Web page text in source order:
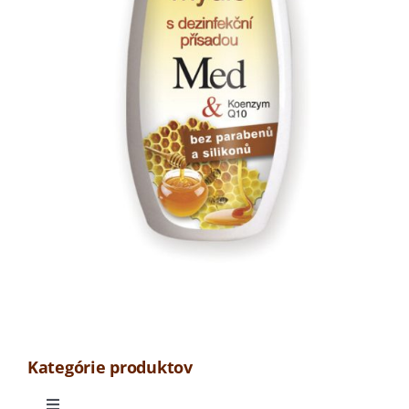
Kategórie produktov